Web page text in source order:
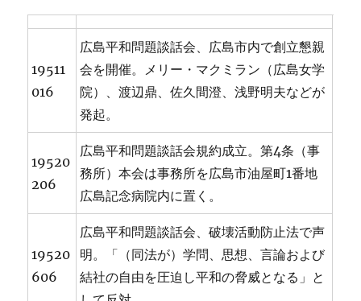
19511
016
広島平和問題談話会、広島市内で創立懇親
会を開催。メリー・マクミラン（広島女学
院）、渡辺鼎、佐久間澄、浅野明夫などが
発起。
19520
206
広島平和問題談話会規約成立。第4条（事
務所）本会は事務所を広島市油屋町1番地
広島記念病院内に置く。
19520
606
広島平和問題談話会、破壊活動防止法で声
明。「（同法が）学問、思想、言論および
結社の自由を圧迫し平和の脅威となる」と